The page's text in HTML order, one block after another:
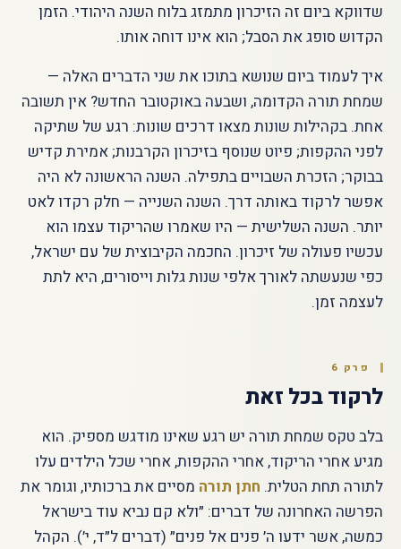
שדווקא ביום זה הזיכרון מתמזג בלוח השנה היהודי. הזמן
הקדוש סופג את הסבל; הוא אינו דוחה אותו.
איך לעמוד ביום שנושא בתוכו את שני הדברים האלה —
שמחת תורה הקדומה, ושבעה באוקטובר החדש? אין תשובה
אחת. בקהילות שונות מצאו דרכים שונות: רגע של שתיקה
לפני ההקפות; פיוט שנוסף בזיכרון הקרבנות; אמירת קדיש
בבוקר; הזכרת השבויים בתפילה. השנה הראשונה לא היה
אפשר לרקוד באותה דרך. השנה השנייה — חלק רקדו לאט
יותר. השנה השלישית — היו שאמרו שהריקוד עצמו הוא
עכשיו פעולה של זיכרון. החכמה הקיבוצית של עם ישראל,
כפי שנעשתה לאורך אלפי שנות גלות וייסורים, היא לתת
לעצמה זמן.
פרק 6
לרקוד בכל זאת
בלב טקס שמחת תורה יש רגע שאינו מודגש מספיק. הוא
מגיע אחרי הריקוד, אחרי ההקפות, אחרי שכל הילדים עלו
לתורה תחת הטלית. חתן תורה מסיים את ברכותיו, וגומר את
הפרשה האחרונה של דברים: ״ולא קם נביא עוד בישראל
כמשה, אשר ידעו ה׳ פנים אל פנים״ (דברים ל״ד, י׳). הקהל